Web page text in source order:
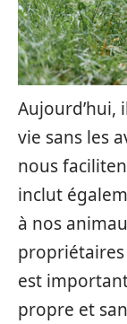
Aujourd’hui,
vie sans les
nous
inclut
à nos
est
propre et